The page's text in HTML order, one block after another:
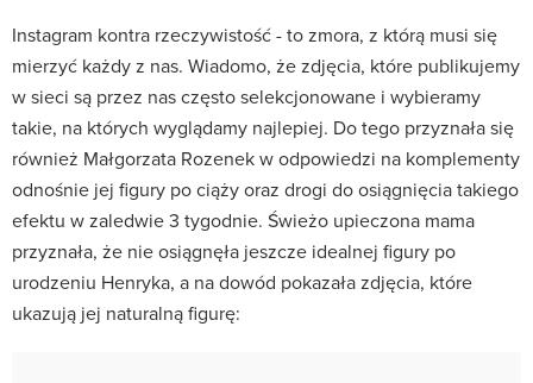
Instagram kontra rzeczywistość - to zmora, z którą musi się
mierzyć każdy z nas. Wiadomo, że zdjęcia, które publikujemy
w sieci są przez nas często selekcjonowane i wybieramy
takie, na których wyglądamy najlepiej. Do tego przyznała się
również Małgorzata Rozenek w odpowiedzi na komplementy
odnośnie jej figury po ciąży oraz drogi do osiągnięcia takiego
efektu w zaledwie 3 tygodnie. Świeżo upieczona mama
przyznała, że nie osiągnęła jeszcze idealnej figury po
urodzeniu Henryka, a na dowód pokazała zdjęcia, które
ukazują jej naturalną figurę: